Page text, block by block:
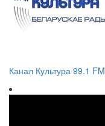
Канал Культура 99.1 FM